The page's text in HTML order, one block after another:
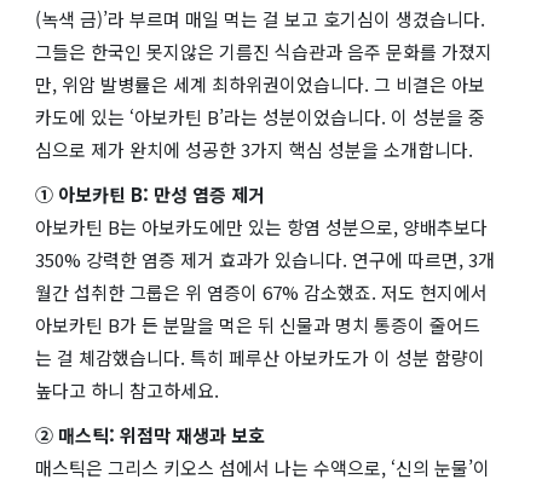
(녹색 금)’라 부르며 매일 먹는 걸 보고 호기심이 생겼습니다.
그들은 한국인 못지않은 기름진 식습관과 음주 문화를 가졌지
만, 위암 발병률은 세계 최하위권이었습니다. 그 비결은 아보
카도에 있는 ‘아보카틴 B’라는 성분이었습니다. 이 성분을 중
심으로 제가 완치에 성공한 3가지 핵심 성분을 소개합니다.
① 아보카틴 B: 만성 염증 제거
아보카틴 B는 아보카도에만 있는 항염 성분으로, 양배추보다
350% 강력한 염증 제거 효과가 있습니다. 연구에 따르면, 3개
월간 섭취한 그룹은 위 염증이 67% 감소했죠. 저도 현지에서
아보카틴 B가 든 분말을 먹은 뒤 신물과 명치 통증이 줄어드
는 걸 체감했습니다. 특히 페루산 아보카도가 이 성분 함량이
높다고 하니 참고하세요.
② 매스틱: 위점막 재생과 보호
매스틱은 그리스 키오스 섬에서 나는 수액으로, ‘신의 눈물’이